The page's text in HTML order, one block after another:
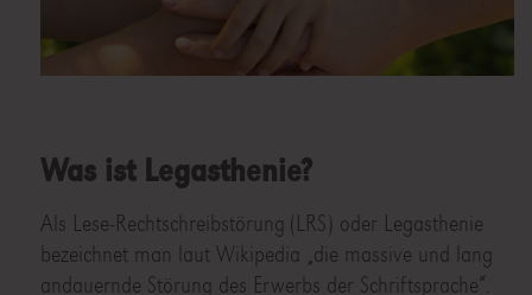
Was ist Legasthenie?
Als Lese-Rechtschreibstörung (LRS) oder Legasthenie
bezeichnet man laut Wikipedia „die massive und lang
andauernde Störung des Erwerbs der Schriftsprache“.